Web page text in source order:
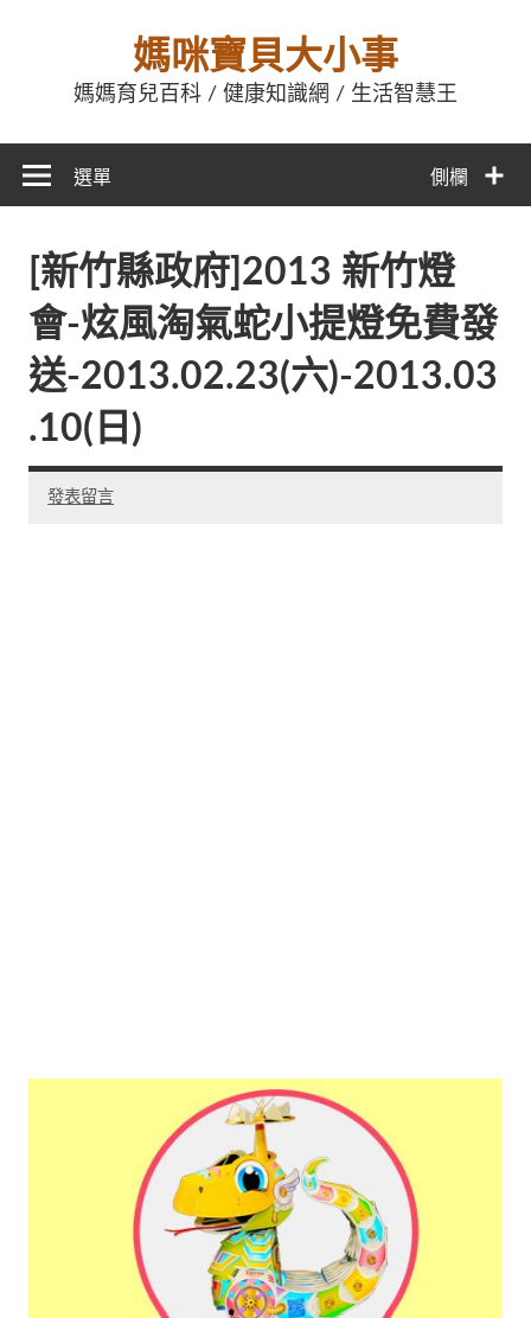
媽咪寶貝大小事
媽媽育兒百科 / 健康知識網 / 生活智慧王
側欄
選單
[新竹縣政府]2013 新竹燈
會-炫風淘氣蛇小提燈免費發
送-2013.02.23(六)-2013.03
.10(日)
發表留言